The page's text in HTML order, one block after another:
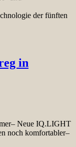
der fünften
in
Neue IQ.LIGHT
noch komfortabler–